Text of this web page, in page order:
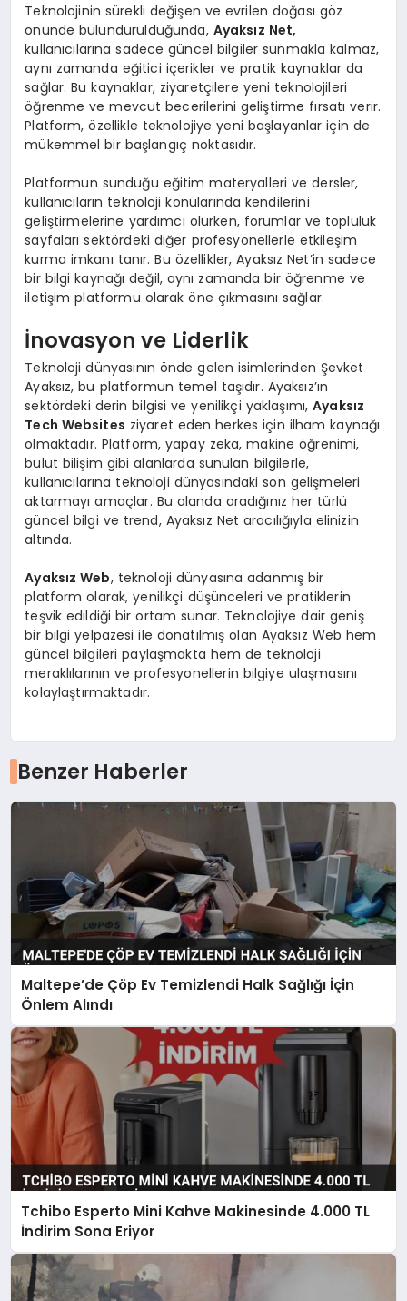
Teknolojinin sürekli değişen ve evrilen doğası göz
önünde bulundurulduğunda, Ayaksız Net,
kullanıcılarına sadece güncel bilgiler sunmakla kalmaz,
aynı zamanda eğitici içerikler ve pratik kaynaklar da
sağlar. Bu kaynaklar, ziyaretçilere yeni teknolojileri
öğrenme ve mevcut becerilerini geliştirme fırsatı verir.
Platform, özellikle teknolojiye yeni başlayanlar için de
mükemmel bir başlangıç noktasıdır.
Platformun sunduğu eğitim materyalleri ve dersler,
kullanıcıların teknoloji konularında kendilerini
geliştirmelerine yardımcı olurken, forumlar ve topluluk
sayfaları sektördeki diğer profesyonellerle etkileşim
kurma imkanı tanır. Bu özellikler, Ayaksız Net’in sadece
bir bilgi kaynağı değil, aynı zamanda bir öğrenme ve
iletişim platformu olarak öne çıkmasını sağlar.
İnovasyon ve Liderlik
Teknoloji dünyasının önde gelen isimlerinden Şevket
Ayaksız, bu platformun temel taşıdır. Ayaksız’ın
sektördeki derin bilgisi ve yenilikçi yaklaşımı,Ayaksız
Tech Websites ziyaret eden herkes için ilham kaynağı
olmaktadır. Platform, yapay zeka, makine öğrenimi,
bulut bilişim gibi alanlarda sunulan bilgilerle,
kullanıcılarına teknoloji dünyasındaki son gelişmeleri
aktarmayı amaçlar. Bu alanda aradığınız her türlü
güncel bilgi ve trend, Ayaksız Net aracılığıyla elinizin
altında.
Ayaksız Web, teknoloji dünyasına adanmış bir
platform olarak, yenilikçi düşünceleri ve pratiklerin
teşvik edildiği bir ortam sunar. Teknolojiye dair geniş
bir bilgi yelpazesi ile donatılmış olan Ayaksız Web hem
güncel bilgileri paylaşmakta hem de teknoloji
meraklılarının ve profesyonellerin bilgiye ulaşmasını
kolaylaştırmaktadır.
Benzer Haberler
Maltepe’de Çöp Ev Temizlendi Halk Sağlığı İçin
Önlem Alındı
Tchibo Esperto Mini Kahve Makinesinde 4.000 TL
İndirim Sona Eriyor